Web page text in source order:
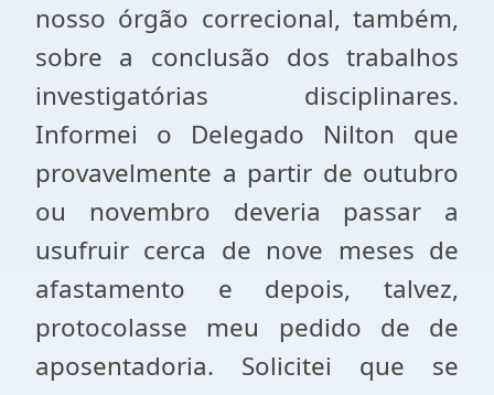
nosso órgão correcional, também,
sobre a conclusão dos trabalhos
investigatórias disciplinares.
Informei o Delegado Nilton que
provavelmente a partir de outubro
ou novembro deveria passar a
usufruir cerca de nove meses de
afastamento e depois, talvez,
protocolasse meu pedido de de
aposentadoria. Solicitei que se